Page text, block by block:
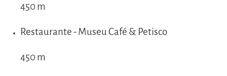
450 m
Restaurante - Museu Café & Petisco
450 m